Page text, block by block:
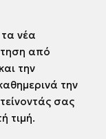
νέα
από
την
την
σας
τιμή.